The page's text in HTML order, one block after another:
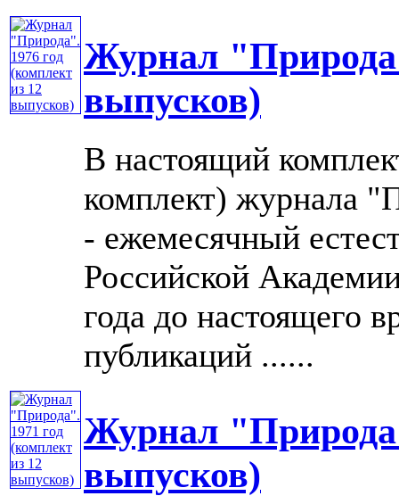
Журнал
выпусков)
В настоящий
комплект) журнала
- ежемесячный
Российской
года до настоящего
публикаций ......
Журнал
выпусков)